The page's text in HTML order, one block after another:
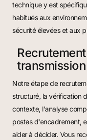
technique y est
habitués aux
sécurité élevées et aux
Notre étape de
structuré, la vérification
contexte, l'analyse
postes d'encadrement,
aider à décider. Vous